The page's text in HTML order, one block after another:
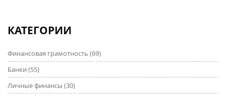
КАТЕГОРИИ
Финансовая грамотность (69)
Банки (55)
Личные финансы (30)